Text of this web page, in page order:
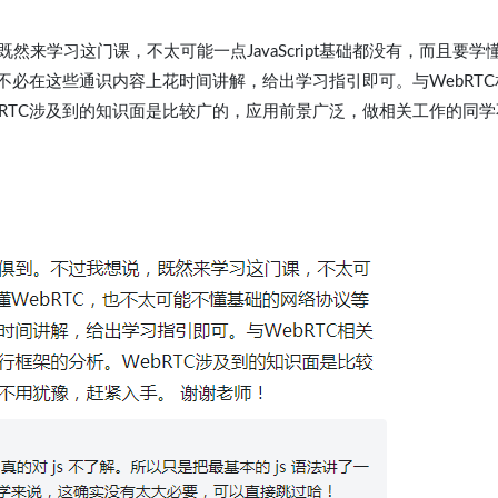
来学习这门课，不太可能一点JavaScript基础都没有，而且要学
在这些通识内容上花时间讲解，给出学习指引即可。与WebRTC
涉及到的知识面是比较广的，应用前景广泛，做相关工作的同学